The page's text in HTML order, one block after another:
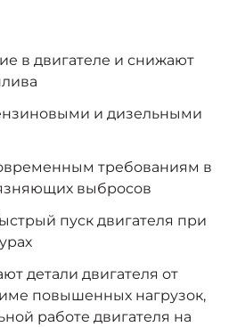
в двигателе и снижают
и дизельными
требованиям в
выбросов
пуск двигателя при
детали двигателя от
повышенных нагрузок,
работе двигателя на